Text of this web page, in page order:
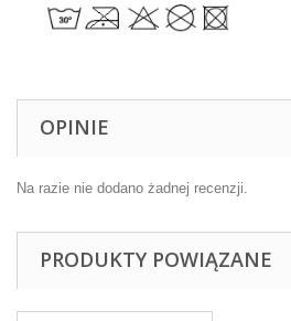
OPINIE
Na razie nie dodano żadnej recenzji.
PRODUKTY POWIĄZANE